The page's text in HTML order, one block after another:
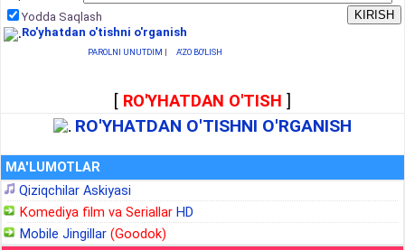
Yodda Saqlash
Ro'yhatdan o'tishni o'rganish
PAROLNI UNUTDIM | A'ZO BO'LISH
[ RO'YHATDAN O'TISH ]
RO'YHATDAN O'TISHNI O'RGANISH
MA'LUMOTLAR
Qiziqchilar Askiyasi
Komediya film va Seriallar HD
Mobile Jingillar (Goodok)